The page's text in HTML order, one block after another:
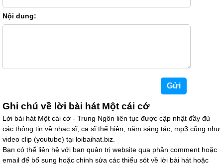
Nội dung:
Ghi chú về lời bài hát Một cái cớ
Lời bài hát Một cái cớ - Trung Ngôn liên tục được cập nhật đầy đủ
các thông tin về nhạc sĩ, ca sĩ thể hiện, năm sáng tác, mp3 cũng như
video clip (youtube) tại loibaihat.biz.
Bạn có thể liên hệ với ban quản trị website qua phần comment hoặc
email để bổ sung hoặc chỉnh sửa các thiếu sót về lời bài hát hoặc